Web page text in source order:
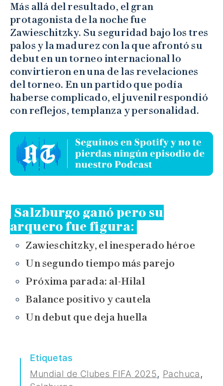
Más allá del resultado, el gran
protagonista de la noche fue
Zawieschitzky. Su seguridad bajo los tres
palos y la madurez con la que afrontó su
debut en un torneo internacional lo
convirtieron en una de las revelaciones
del torneo. En un partido que podía
haberse complicado, el juvenil respondió
con reflejos, templanza y personalidad.
Salzburgo ganó pero su
arquero fue figura:
Zawieschitzky, el inesperado héroe
Un segundo tiempo más parejo
Próxima parada: al-Hilal
Balance positivo y cautela
Un debut que deja huella
Etiquetas
Mundial de Clubes FIFA 2025, Pachuca,